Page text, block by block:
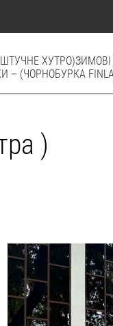
ХУТРО)
– (ЧОРНОБУРКА
)